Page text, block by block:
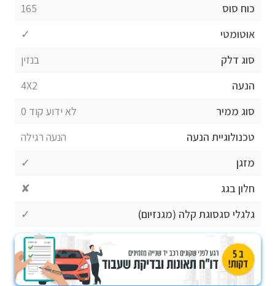
כוח סוס
165
אוטומטי
✓
סוג דלק
בנזין
הנעה
4X2
סוג ממיר
לא ידוע קוד 0
טכנולוגיית הנעה
הנעה רגילה
מזגן
✓
חלון בגג
✘
גלגלי סגסוגת קלה (מגנזיום)
✓